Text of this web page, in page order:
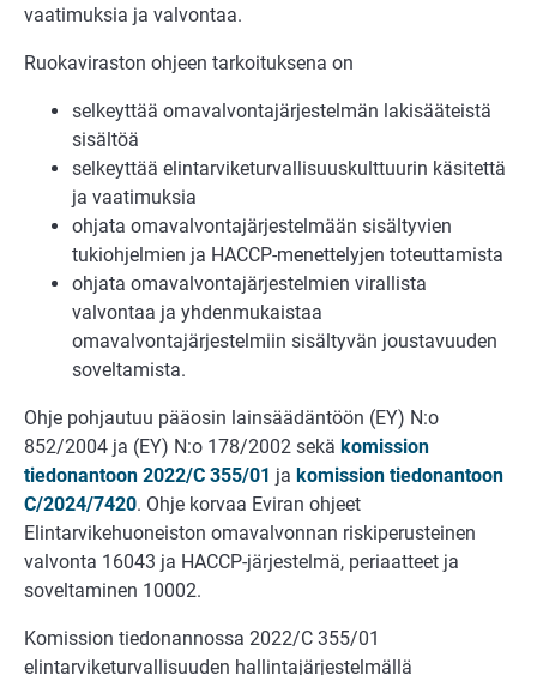
vaatimuksia ja valvontaa.
Ruokaviraston ohjeen tarkoituksena on
selkeyttää omavalvontajärjestelmän lakisääteistä
sisältöä
selkeyttää elintarviketurvallisuuskulttuurin käsitettä
ja vaatimuksia
ohjata omavalvontajärjestelmään sisältyvien
tukiohjelmien ja HACCP-menettelyjen toteuttamista
ohjata omavalvontajärjestelmien virallista
valvontaa ja yhdenmukaistaa
omavalvontajärjestelmiin sisältyvän joustavuuden
soveltamista.
Ohje pohjautuu pääosin lainsäädäntöön (EY) N:o
852/2004 ja (EY) N:o 178/2002 sekä komission
tiedonantoon 2022/C 355/01 ja komission tiedonantoon
C/2024/7420. Ohje korvaa Eviran ohjeet
Elintarvikehuoneiston omavalvonnan riskiperusteinen
valvonta 16043 ja HACCP-järjestelmä, periaatteet ja
soveltaminen 10002.
Komission tiedonannossa 2022/C 355/01
elintarviketurvallisuuden hallintajärjestelmällä